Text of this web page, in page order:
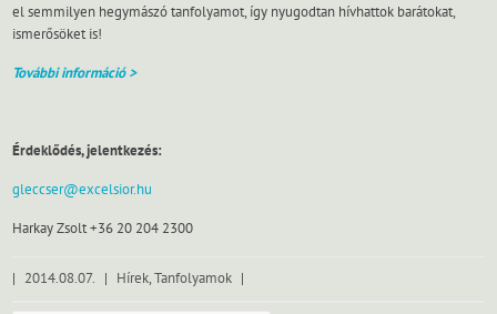
el semmilyen hegymászó tanfolyamot, így nyugodtan hívhattok barátokat,
ismerősöket is!
További információ >
Érdeklődés, jelentkezés:
gleccser@excelsior.hu
Harkay Zsolt +36 20 204 2300
| 2014.08.07. | Hírek,Tanfolyamok |